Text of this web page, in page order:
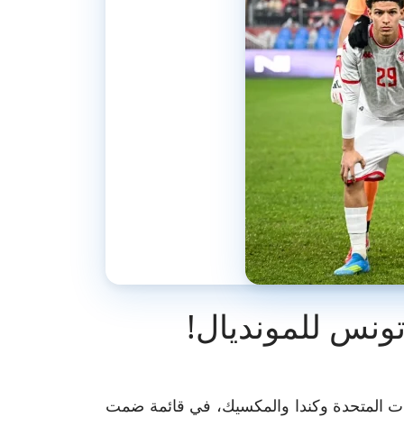
للمونديال!
المتحدة وكندا والمكسيك، في قائمة ضمت